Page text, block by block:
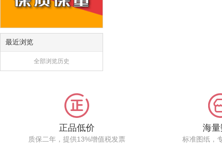
最近浏览
全部浏览历史
正品低价
质保二年，提供13%增值税发票
海
标准图纸，